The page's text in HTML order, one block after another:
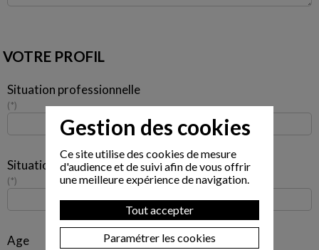
VOTRE PROFIL
Situation professionnelle
*
Situation familiale
*
Age
Gestion des cookies
Ce site utilise des cookies de mesure
d'audience et de suivi afin de vous offrir
une meilleure expérience de navigation.
Tout accepter
Paramétrer les cookies